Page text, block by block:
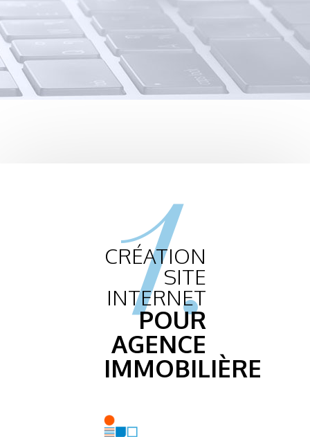
1.
CRÉATION
SITE
INTERNET
POUR
AGENCE
IMMOBILIÈRE